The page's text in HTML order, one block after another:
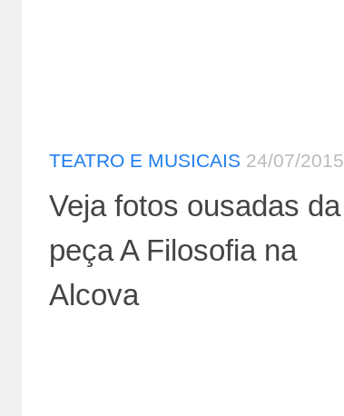
TEATRO E MUSICAIS 24/07/2015
Veja fotos ousadas da
peça A Filosofia na
Alcova